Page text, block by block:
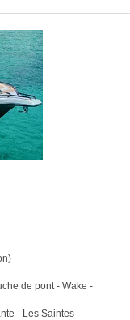
de pont - Wake -
- Les Saintes